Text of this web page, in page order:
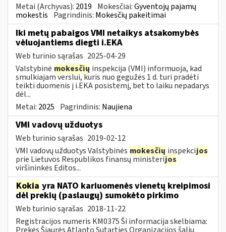
Metai (Archyvas): 2019 Mokesčiai:Gyventojų pajamų
mokestis Pagrindinis: Mokesčių pakeitimai
Iki metų pabaigos VMI netaikys atsakomybės
vėluojantiems diegti i.EKA
Web turinio sąrašas 2025-04-29
Valstybinė mokesčių inspekcija (VMI) informuoja, kad
smulkiajam verslui, kuris nuo gegužės 1 d. turi pradėti
teikti duomenis į i.EKA posistemį, bet to laiku nepadarys
dėl...
Metai: 2025 Pagrindinis: Naujiena
VMI vadovų užduotys
Web turinio sąrašas 2019-02-12
VMI vadovų užduotys Valstybinės mokesčių inspekcijos
prie Lietuvos Respublikos finansų ministerijos
viršininkės Editos...
Kokia yra NATO kariuomenės vienetų kreipimosi
dėl prekių (paslaugų) sumokėto pirkimo
Web turinio sąrašas 2018-11-22
Registracijos numeris KM0375 Ši informacija skelbiama:
Prekės Šiaurės Atlanto Sutarties Organizacijos šalių